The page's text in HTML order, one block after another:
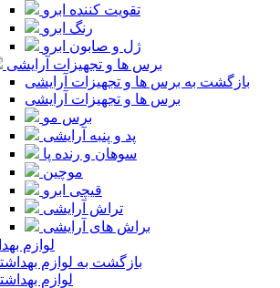
تقویت کننده ابرو
رنگ ابرو
ژل و صابون ابرو
برس ها و تجهیزات آرایشی
بازگشت به برس ها و تجهیزات آرایشی
برس ها و تجهیزات آرایشی
برس مو
پد و پنبه آرایشی
سوهان و رنده پا
موچین
قیچی ابرو
تراش آرایشی
براش های آرایشی
لوازم
بازگشت به لوازم
لوازم